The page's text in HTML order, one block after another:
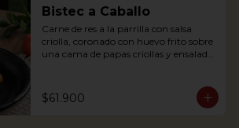
egg, plantains and pork cracklings.
Accompanied with rice and avocado.
Bistec a Caballo
Carne de res a la parrilla con salsa
criolla, coronado con huevo frito sobre
una cama de papas criollas y ensalada
Horseback” is a traditional Colombian
dish where a Tenderloin steak is placed
$61.900